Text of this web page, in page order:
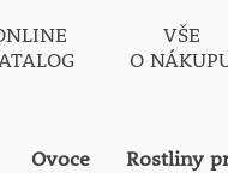
VŠE
O
Ovoce Rostliny